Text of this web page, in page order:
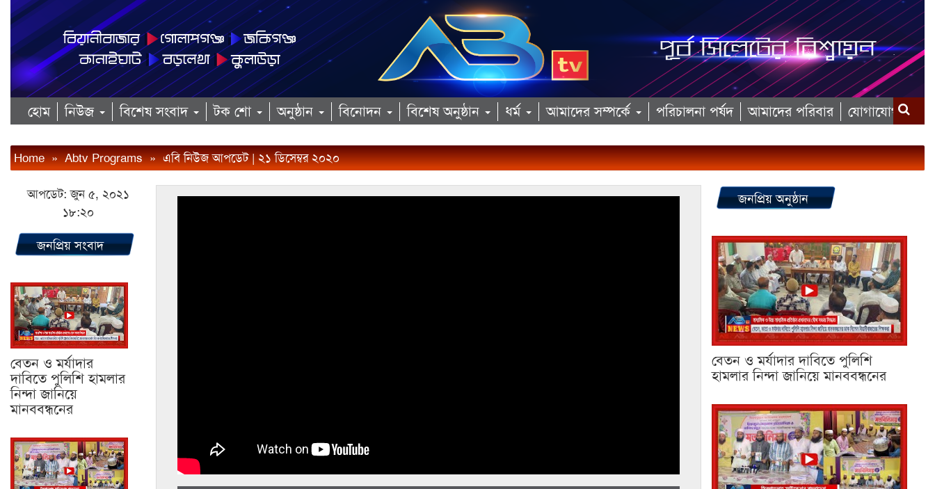
হোম নিউজ বিশেষ সংবাদ টক শো অনুষ্ঠান বিনোদন বিশেষ অনুষ্ঠান ধর্ম আমাদের সম্পর্কে পরিচালনা পর্ষদ আমাদের পরিবার যোগাযোগ
Home » Abtv Programs » এবি নিউজ আপডেট | ২১ ডিসেম্বর ২০২০
আপডেট: জুন ৫, ২০২১
১৮:২০
জনপ্রিয় সংবাদ
বেতন ও মর্যাদার
দাবিতে পুলিশি হামলার
নিন্দা জানিয়ে
মানববন্ধনের
জনপ্রিয় অনুষ্ঠান
বেতন ও মর্যাদার দাবিতে পুলিশি
হামলার নিন্দা জানিয়ে মানববন্ধনের